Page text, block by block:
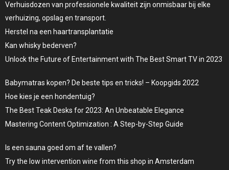
Verhuisdozen van professionele kwaliteit zijn onmisbaar bij elke
verhuizing, opslag en transport.
Herstel na een haartransplantatie
Kan whisky bederven?
Unlock the Future of Entertainment with The Best Smart TV in 2023
Babymatras kopen? De beste tips en tricks! – Koopgids 2022
Hoe kies je een hondentuig?
The Best Teak Desks for 2023: An Unbeatable Elegance
Mastering Content Optimization : A Step-by-Step Guide
Is een sauna goed om af te vallen?
Try the low intervention wine from this shop in Amsterdam